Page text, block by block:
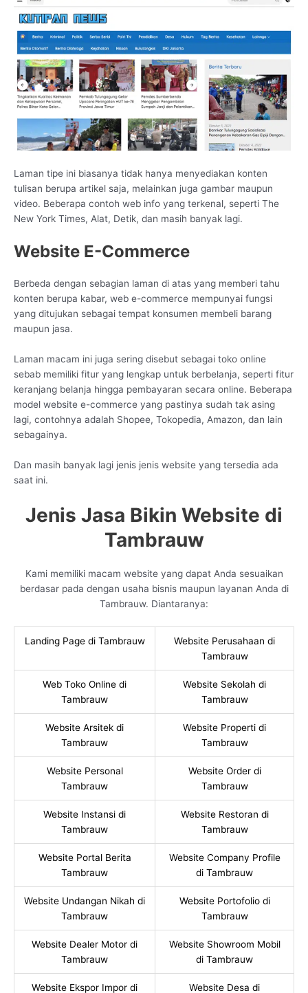
Laman tipe ini biasanya tidak hanya menyediakan konten
tulisan berupa artikel saja, melainkan juga gambar maupun
video. Beberapa contoh web info yang terkenal, seperti The
New York Times, Alat, Detik, dan masih banyak lagi.
Website E-Commerce
Berbeda dengan sebagian laman di atas yang memberi tahu
konten berupa kabar, web e-commerce mempunyai fungsi
yang ditujukan sebagai tempat konsumen membeli barang
maupun jasa.
Laman macam ini juga sering disebut sebagai toko online
sebab memiliki fitur yang lengkap untuk berbelanja, seperti fitur
keranjang belanja hingga pembayaran secara online. Beberapa
model website e-commerce yang pastinya sudah tak asing
lagi, contohnya adalah Shopee, Tokopedia, Amazon, dan lain
sebagainya.
Dan masih banyak lagi jenis jenis website yang tersedia ada
saat ini.
Jenis Jasa Bikin Website di
Tambrauw
Kami memiliki macam website yang dapat Anda sesuaikan
berdasar pada dengan usaha bisnis maupun layanan Anda di
Tambrauw. Diantaranya:
Landing Page di Tambrauw
Website Perusahaan di
Tambrauw
Web Toko Online di
Tambrauw
Website Sekolah di
Tambrauw
Website Arsitek di
Tambrauw
Website Properti di
Tambrauw
Website Personal
Tambrauw
Website Order di
Tambrauw
Website Instansi di
Tambrauw
Website Restoran di
Tambrauw
Website Portal Berita
Tambrauw
Website Company Profile
di Tambrauw
Website Undangan Nikah di
Tambrauw
Website Portofolio di
Tambrauw
Website Dealer Motor di
Tambrauw
Website Showroom Mobil
di Tambrauw
Website Ekspor Impor di Website Desa di